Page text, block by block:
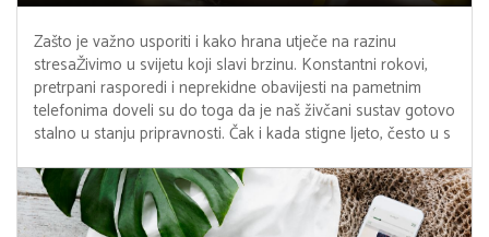
Zašto je važno usporiti i kako hrana utječe na razinu
stresaŽivimo u svijetu koji slavi brzinu. Konstantni rokovi,
pretrpani rasporedi i neprekidne obavijesti na pametnim
telefonima doveli su do toga da je naš živčani sustav gotovo
stalno u stanju pripravnosti. Čak i kada stigne ljeto, često u s